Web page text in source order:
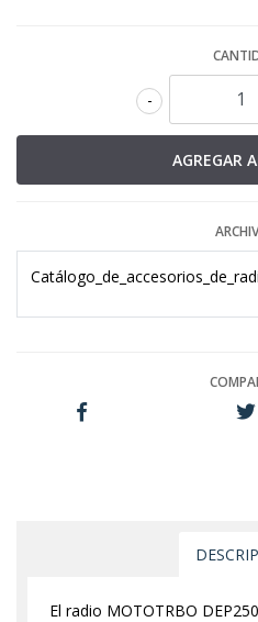
-
El radio MOTOTRBO